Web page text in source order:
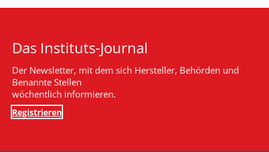
Das Instituts-Journal
Der Newsletter, mit dem sich Hersteller, Behörden und
Benannte Stellen
wöchentlich informieren.
Registrieren